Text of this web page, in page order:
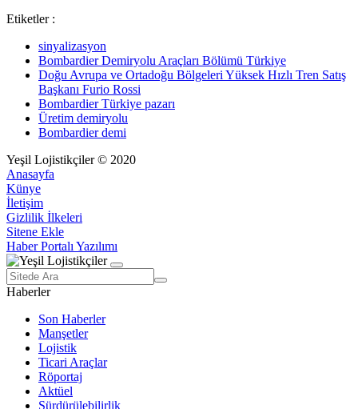
Etiketler :
sinyalizasyon
Bombardier Demiryolu Araçları Bölümü Türkiye
Doğu Avrupa ve Ortadoğu Bölgeleri Yüksek Hızlı Tren Satış
Başkanı Furio Rossi
Bombardier Türkiye pazarı
Üretim demiryolu
Bombardier demi
Yeşil Lojistikçiler © 2020
Anasayfa
Künye
İletişim
Gizlilik İlkeleri
Sitene Ekle
Haber Portalı Yazılımı
Haberler
Son Haberler
Manşetler
Lojistik
Ticari Araçlar
Röportaj
Aktüel
Sürdürülebilirlik